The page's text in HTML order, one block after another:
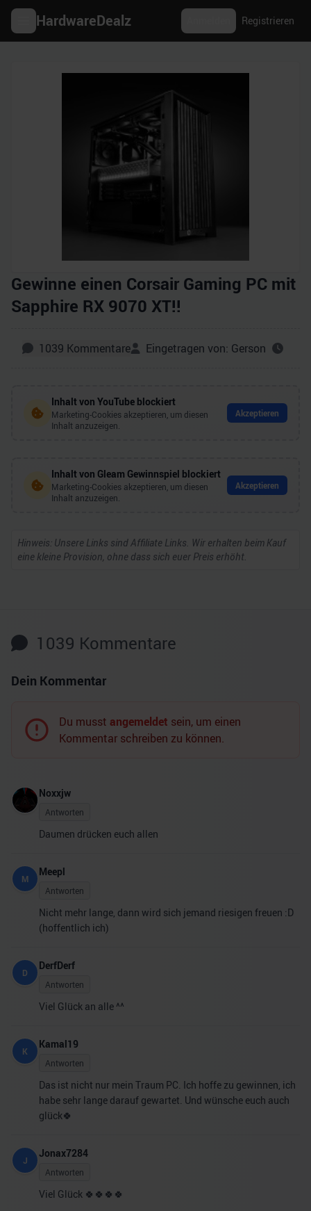
HardwareDealz Registrieren
Gewinne einen Corsair Gaming PC mit
Sapphire RX 9070 XT!!
1039 Kommentare Eingetragen von: Gerson
Inhalt von YouTube blockiert
Marketing-Cookies akzeptieren, um diesen
Inhalt anzuzeigen.
Akzeptieren
Inhalt von Gleam Gewinnspiel blockiert
Marketing-Cookies akzeptieren, um diesen
Inhalt anzuzeigen.
Akzeptieren
Hinweis: Unsere Links sind Affiliate Links. Wir erhalten beim Kauf
eine kleine Provision, ohne dass sich euer Preis erhöht.
1039 Kommentare
Dein Kommentar
Du musst angemeldet sein, um einen
Kommentar schreiben zu können.
Noxxjw
Antworten
Daumen drücken euch allen
M
Meepl
Antworten
Nicht mehr lange, dann wird sich jemand riesigen freuen :D
(hoffentlich ich)
D
DerfDerf
Antworten
Viel Glück an alle ^^
K
Kamal19
Antworten
Das ist nicht nur mein Traum PC. Ich hoffe zu gewinnen, ich
habe sehr lange darauf gewartet. Und wünsche euch auch
glück🍀
J
Jonax7284
Antworten
Viel Glück 🍀🍀🍀🍀